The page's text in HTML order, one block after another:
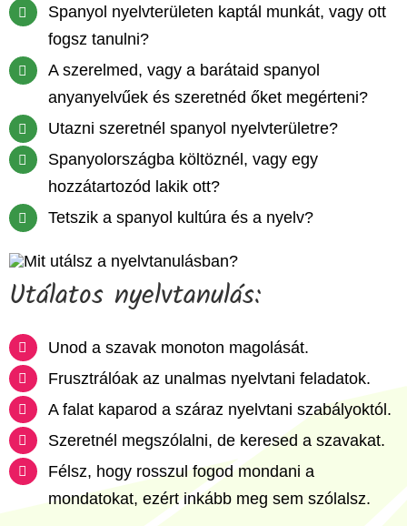
Spanyol nyelvterületen kaptál munkát, vagy ott
fogsz tanulni?
A szerelmed, vagy a barátaid spanyol
anyanyelvűek és szeretnéd őket megérteni?
Utazni szeretnél spanyol nyelvterületre?
Spanyolországba költöznél, vagy egy
hozzátartozód lakik ott?
Tetszik a spanyol kultúra és a nyelv?
Utálatos nyelvtanulás:
Unod a szavak monoton magolását.
Frusztrálóak az unalmas nyelvtani feladatok.
A falat kaparod a száraz nyelvtani szabályoktól.
Szeretnél megszólalni, de keresed a szavakat.
Félsz, hogy rosszul fogod mondani a
mondatokat, ezért inkább meg sem szólalsz.